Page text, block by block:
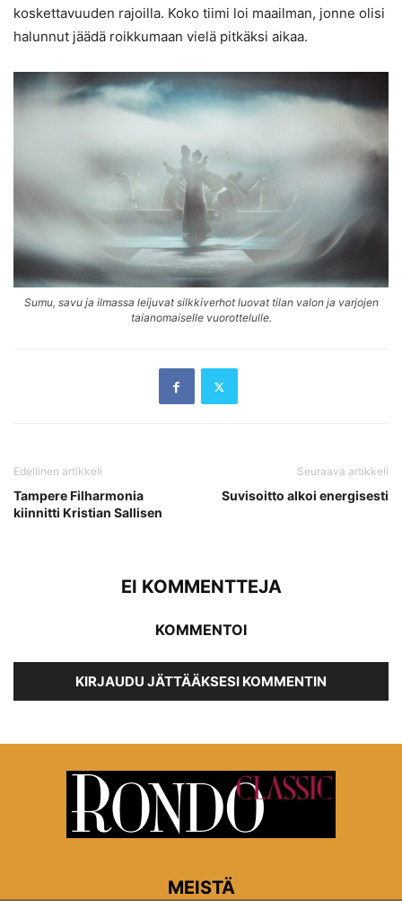
koskettavuuden rajoilla. Koko tiimi loi maailman, jonne olisi
halunnut jäädä roikkumaan vielä pitkäksi aikaa.
Sumu, savu ja ilmassa leijuvat silkkiverhot luovat tilan valon ja varjojen
taianomaiselle vuorottelulle.
Edellinen artikkeli
Tampere Filharmonia
kiinnitti Kristian Sallisen
Seuraava artikkeli
Suvisoitto alkoi energisesti
EI KOMMENTTEJA
KOMMENTOI
KIRJAUDU JÄTTÄÄKSESI KOMMENTIN
MEISTÄ